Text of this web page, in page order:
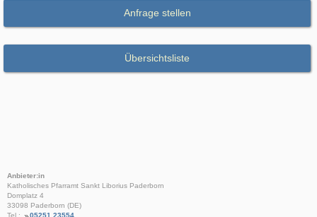
Anfrage stellen
Übersichtsliste
Anbieter:in
Katholisches Pfarramt Sankt Liborius Paderborn
Domplatz 4
33098 Paderborn (DE)